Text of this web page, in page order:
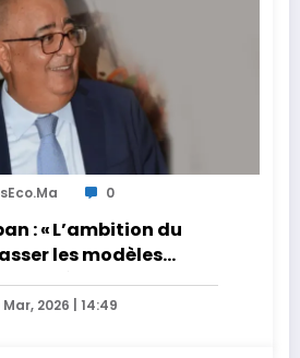
0
: « L’ambition du
les modèles
académiques de
sur le
2026 | 14:49